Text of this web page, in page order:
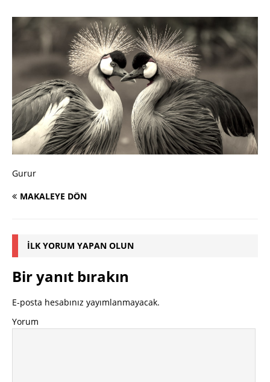
Gurur
MAKALEYE DÖN
İLK YORUM YAPAN OLUN
Bir yanıt bırakın
E-posta hesabınız yayımlanmayacak.
Yorum